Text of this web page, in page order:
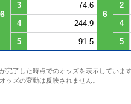
6 6
3 74.6
2
4 244.9
4
5 91.5 5
完了した時点でのオッズを表示していま
ッズの変動は反映されません。